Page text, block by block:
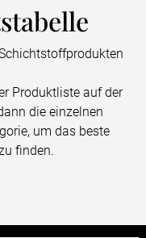
Produktliste auf der
die einzelnen
um das beste
finden.